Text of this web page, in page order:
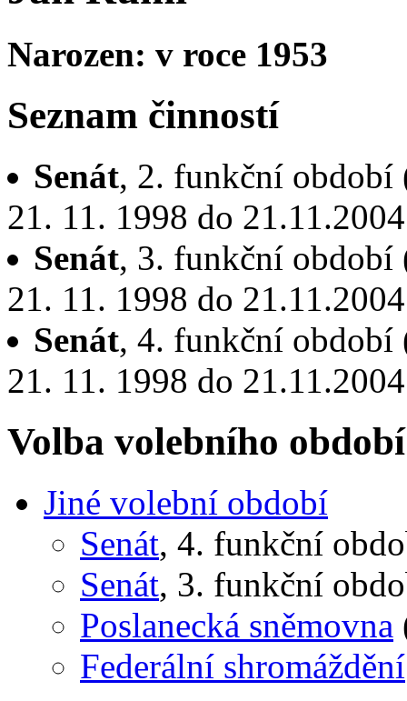
Narozen: v roce 1953
Seznam činností
Senát, 2. funkční období
21. 11. 1998 do 21.11.2004
Senát, 3. funkční období
21. 11. 1998 do 21.11.2004
Senát, 4. funkční období
21. 11. 1998 do 21.11.2004
Volba volebního období
Jiné volební období
Senát, 4. funkční
Senát, 3. funkční
Poslanecká sněmovna
Federální shromáždění